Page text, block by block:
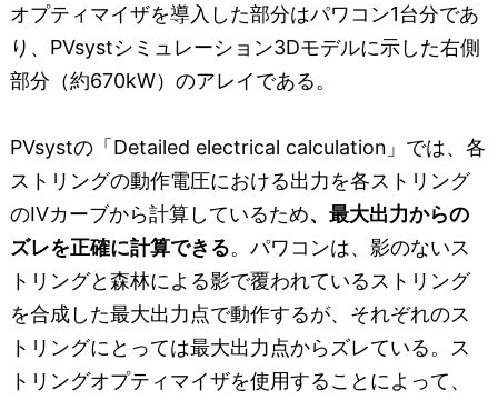
オプティマイザを導入した部分はパワコン1台分であ
り、PVsystシミュレーション3Dモデルに示した右側
部分（約670kW）のアレイである。
PVsystの「Detailed electrical calculation」では、各
ストリングの動作電圧における出力を各ストリング
のIVカーブから計算しているため、最大出力からの
ズレを正確に計算できる。パワコンは、影のないス
トリングと森林による影で覆われているストリング
を合成した最大出力点で動作するが、それぞれのス
トリングにとっては最大出力点からズレている。ス
トリングオプティマイザを使用することによって、